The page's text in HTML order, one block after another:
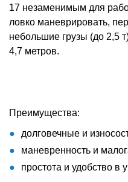
17 незаменимым для
ловко маневрировать,
небольшие грузы (до 2,5
4,7 метров.
Преимущества:
долговечные и
маневренность и
простота и удобство в